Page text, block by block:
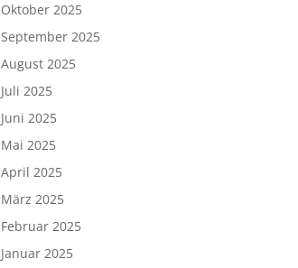
Oktober 2025
September 2025
August 2025
Juli 2025
Juni 2025
Mai 2025
April 2025
März 2025
Februar 2025
Januar 2025